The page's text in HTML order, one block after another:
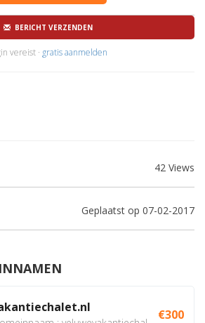
BERICHT VERZENDEN
vereist · gratis aanmelden
42 Views
Geplaatst op 07-02-2017
€300